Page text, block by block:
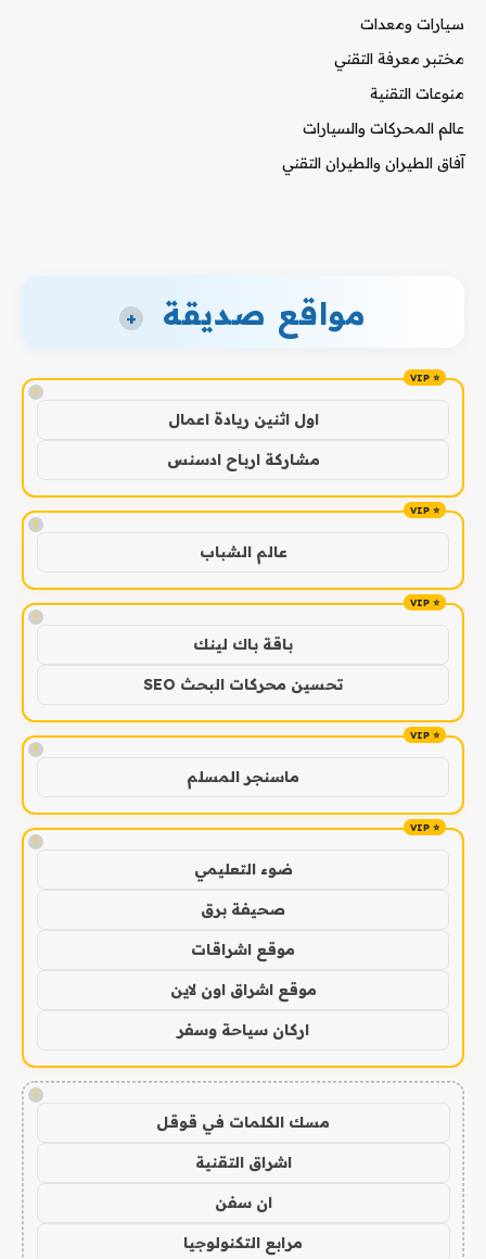
سيارات ومعدات
مختبر معرفة التقني
منوعات التقنية
عالم المحركات والسيارات
آفاق الطيران والطيران التقني
مواقع صديقة +
!
اول اثنين ريادة اعمال
مشاركة ارباح ادسنس
!
عالم الشباب
!
باقة باك لينك
تحسين محركات البحث SEO
!
ماسنجر المسلم
!
ضوء التعليمي
صحيفة برق
موقع اشراقات
موقع اشراق اون لاين
اركان سياحة وسفر
!
مسك الكلمات في قوقل
اشراق التقنية
ان سفن
مرابع التكنولوجيا